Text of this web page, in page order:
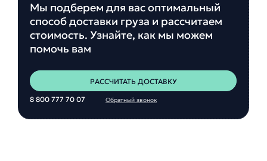
Мы подберем для вас оптимальный
способ доставки груза и рассчитаем
стоимость. Узнайте, как мы можем
помочь вам
РАССЧИТАТЬ ДОСТАВКУ
8 800 777 70 07
Обратный звонок